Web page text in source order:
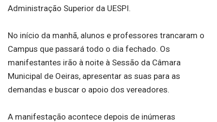
Administração Superior da UESPI.
No início da manhã, alunos e professores trancaram o
Campus que passará todo o dia fechado. Os
manifestantes irão à noite à Sessão da Câmara
Municipal de Oeiras, apresentar as suas para as
demandas e buscar o apoio dos vereadores.
A manifestação acontece depois de inúmeras